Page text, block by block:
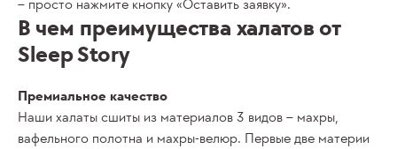
– просто нажмите кнопку «Оставить заявку».
В чем преимущества халатов от
Sleep Story
Премиальное качество
Наши халаты сшиты из материалов 3 видов – махры,
вафельного полотна и махры-велюр. Первые две материи